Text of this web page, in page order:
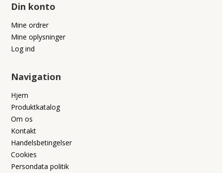
Din konto
Mine ordrer
Mine oplysninger
Log ind
Navigation
Hjem
Produktkatalog
Om os
Kontakt
Handelsbetingelser
Cookies
Persondata politik